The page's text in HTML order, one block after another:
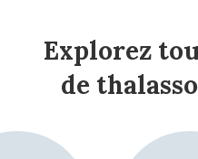
Explorez
de